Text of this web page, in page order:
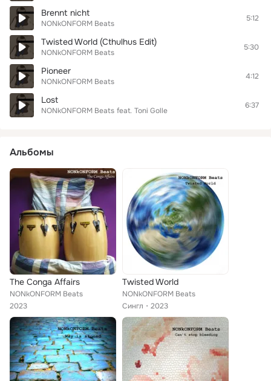
Brennt nicht
NONkONFORM Beats
5:12
Twisted World (Cthulhus Edit)
NONkONFORM Beats
5:30
Pioneer
NONkONFORM Beats
4:12
Lost
NONkONFORM Beats feat. Toni Golle
6:37
Альбомы
The Conga Affairs
NONkONFORM Beats
2023
Twisted World
NONkONFORM Beats
Сингл
2023